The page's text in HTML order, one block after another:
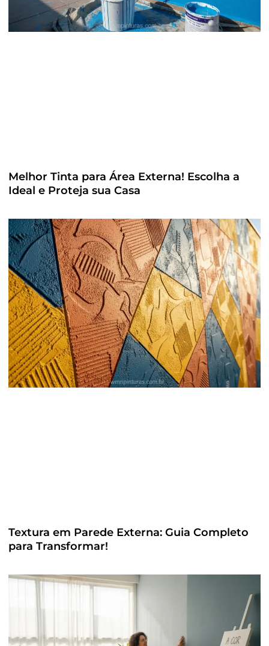
Melhor Tinta para Área Externa! Escolha a
Ideal e Proteja sua Casa
Textura em Parede Externa: Guia Completo
para Transformar!